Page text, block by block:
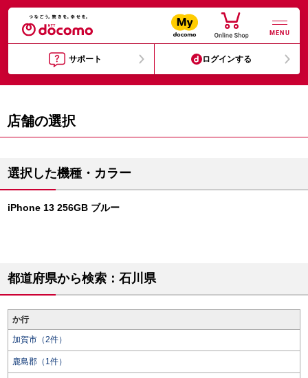
MENU
サポート ログインする
店舗の選択
選択した機種・カラー
iPhone 13 256GB ブルー
都道府県から検索：石川県
か行
加賀市（2件）
鹿島郡（1件）